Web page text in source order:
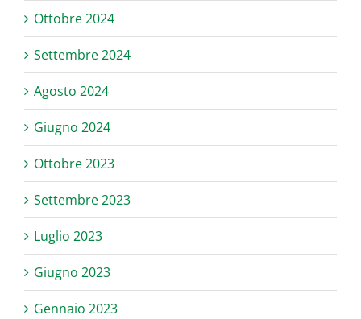
Ottobre 2024
Settembre 2024
Agosto 2024
Giugno 2024
Ottobre 2023
Settembre 2023
Luglio 2023
Giugno 2023
Gennaio 2023